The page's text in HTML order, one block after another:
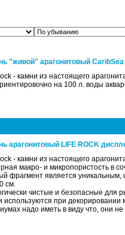
"живой" арагонитовый CaribSea
- камни из настоящего
на 100 л. воды
арагонитовый LIFE ROCK
- камни из настоящего
макро- и микропористость в
фрагмент является уникальным,
см.
чистые и безопасные для
используются при
надо иметь в виду что, они